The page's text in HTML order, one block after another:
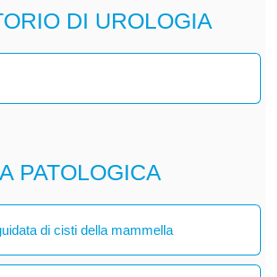
DI UROLOGIA
PATOLOGICA
di cisti della mammella